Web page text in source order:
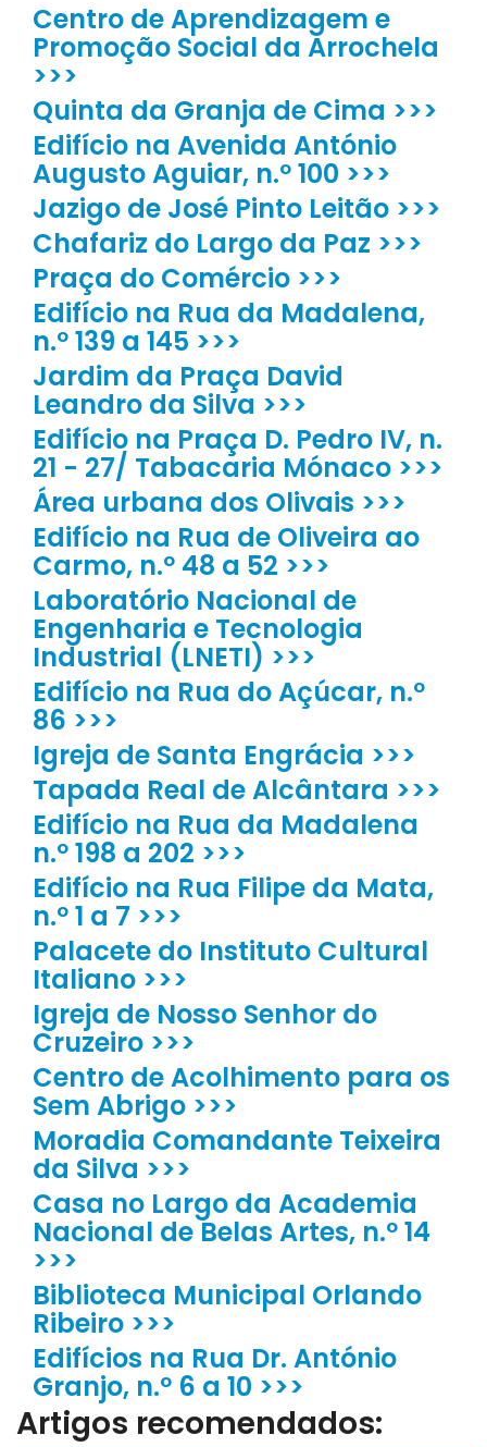
Centro de Aprendizagem e
Promoção Social da Arrochela
>>>
Quinta da Granja de Cima >>>
Edifício na Avenida António
Augusto Aguiar, n.º 100 >>>
Jazigo de José Pinto Leitão >>>
Chafariz do Largo da Paz >>>
Praça do Comércio >>>
Edifício na Rua da Madalena,
n.º 139 a 145 >>>
Jardim da Praça David
Leandro da Silva >>>
Edifício na Praça D. Pedro IV, n.
21 - 27/ Tabacaria Mónaco >>>
Área urbana dos Olivais >>>
Edifício na Rua de Oliveira ao
Carmo, n.º 48 a 52 >>>
Laboratório Nacional de
Engenharia e Tecnologia
Industrial (LNETI) >>>
Edifício na Rua do Açúcar, n.º
86 >>>
Igreja de Santa Engrácia >>>
Tapada Real de Alcântara >>>
Edifício na Rua da Madalena
n.º 198 a 202 >>>
Edifício na Rua Filipe da Mata,
n.º 1 a 7 >>>
Palacete do Instituto Cultural
Italiano >>>
Igreja de Nosso Senhor do
Cruzeiro >>>
Centro de Acolhimento para os
Sem Abrigo >>>
Moradia Comandante Teixeira
da Silva >>>
Casa no Largo da Academia
Nacional de Belas Artes, n.º 14
>>>
Biblioteca Municipal Orlando
Ribeiro >>>
Edifícios na Rua Dr. António
Granjo, n.º 6 a 10 >>>
Artigos recomendados: